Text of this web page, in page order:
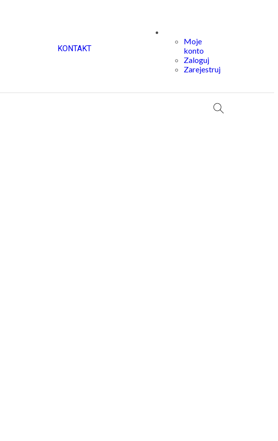
KONTAKT
Moje
konto
Zaloguj
Zarejestruj